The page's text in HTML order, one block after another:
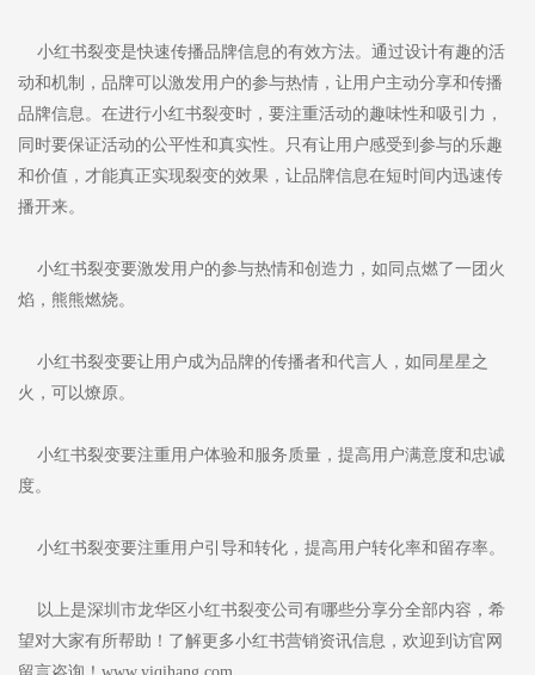
小红书裂变是快速传播品牌信息的有效方法。通过设计有趣的活
动和机制，品牌可以激发用户的参与热情，让用户主动分享和传播
品牌信息。在进行小红书裂变时，要注重活动的趣味性和吸引力，
同时要保证活动的公平性和真实性。只有让用户感受到参与的乐趣
和价值，才能真正实现裂变的效果，让品牌信息在短时间内迅速传
播开来。
小红书裂变要激发用户的参与热情和创造力，如同点燃了一团火
焰，熊熊燃烧。
小红书裂变要让用户成为品牌的传播者和代言人，如同星星之
火，可以燎原。
小红书裂变要注重用户体验和服务质量，提高用户满意度和忠诚
度。
小红书裂变要注重用户引导和转化，提高用户转化率和留存率。
以上是深圳市龙华区小红书裂变公司有哪些分享分全部内容，希
望对大家有所帮助！了解更多小红书营销资讯信息，欢迎到访官网